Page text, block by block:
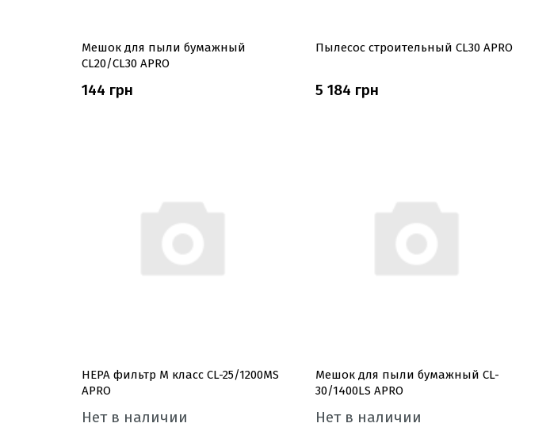
Мешок для пыли бумажный
CL20/CL30 APRO
144 грн
Пылесос строительный CL30 APRO
5 184 грн
HEPA фильтр M класс CL-25/1200MS
APRO
Нет в наличии
Мешок для пыли бумажный CL-
30/1400LS APRO
Нет в наличии